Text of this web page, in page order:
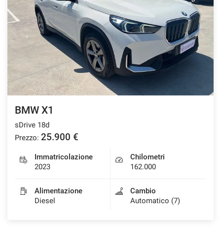
BMW X1
sDrive 18d
Prezzo: 25.900 €
Immatricolazione
2023
Chilometri
162.000
Alimentazione
Diesel
Cambio
Automatico (7)